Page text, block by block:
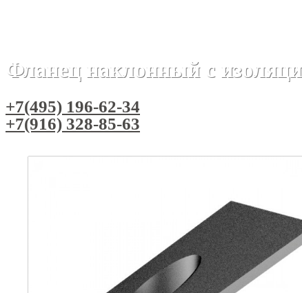
Фланец наклонный с
+7(495) 196-62-34
+7(916) 328-85-63